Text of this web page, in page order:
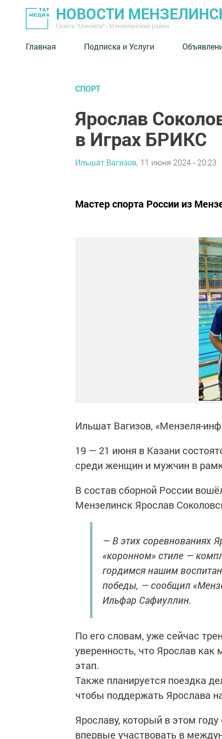
НОВОСТИ
Газета "Мензеля" - Мензелинский район
Главная Подписка и Услуги
СПОРТ
Ярослав
в Играх БРИКС
Ильшат Вагизов, 11 июня 2024 - 20:23
Мастер спорта России из
Ильшат Вагизов, «Мензеля-
19 — 21 июня в Казани
среди женщин и мужчин в
В состав сборной России
Мензелинск Ярослав
— В этих соревнованиях
«коронном» стиле —
гордимся нашим
победы, — сообщил
Ильфар Сафиуллин.
По его словам, уже сейчас
уверенность, что Ярослав
этап.
Также планируется поездка
чтобы поддержать Ярослава
Ярославу, который в этом
впервые участвовать в